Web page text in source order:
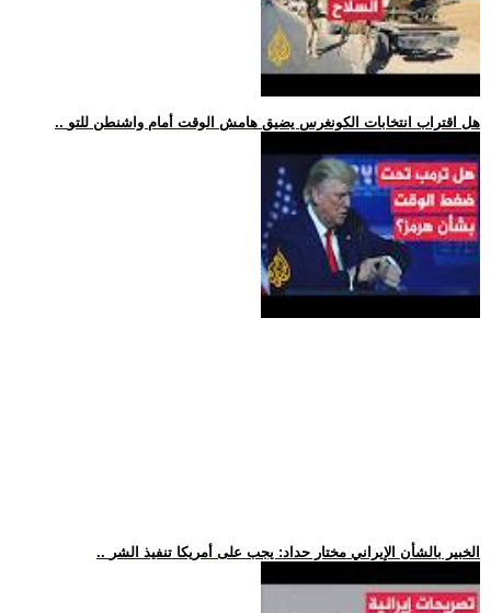
.. هل اقتراب انتخابات الكونغرس يضيق هامش الوقت أمام واشنطن للتو
.. الخبير بالشأن الإيراني مختار حداد: يجب على أمريكا تنفيذ الشر